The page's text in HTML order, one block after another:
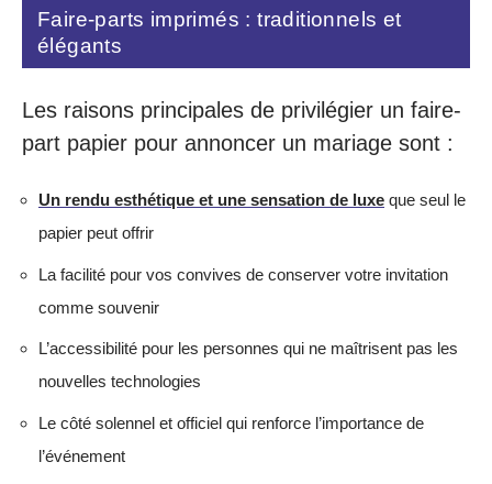
Faire-parts imprimés : traditionnels et
élégants
Les raisons principales de privilégier un faire-
part papier pour annoncer un mariage sont :
Un rendu esthétique et une sensation de luxe que seul le
papier peut offrir
La facilité pour vos convives de conserver votre invitation
comme souvenir
L’accessibilité pour les personnes qui ne maîtrisent pas les
nouvelles technologies
Le côté solennel et officiel qui renforce l’importance de
l’événement